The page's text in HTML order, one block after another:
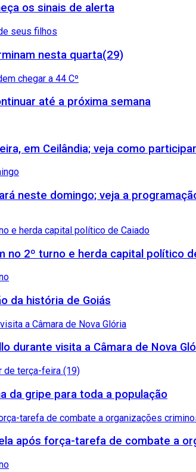
os sinais de alerta
nesta quarta(29)
até a próxima semana
em Ceilândia; veja como participar
neste domingo; veja a
no 2º turno e herda capital político
da história de Goiás
durante visita a Câmara de Nova
da gripe para toda a população
após força-tarefa de combate a